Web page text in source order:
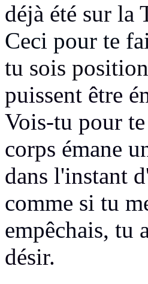
déjà été sur la
Ceci pour te
tu sois
puissent être
Vois-tu pour
corps émane
dans l'instant
comme si tu
empêchais, tu
désir.